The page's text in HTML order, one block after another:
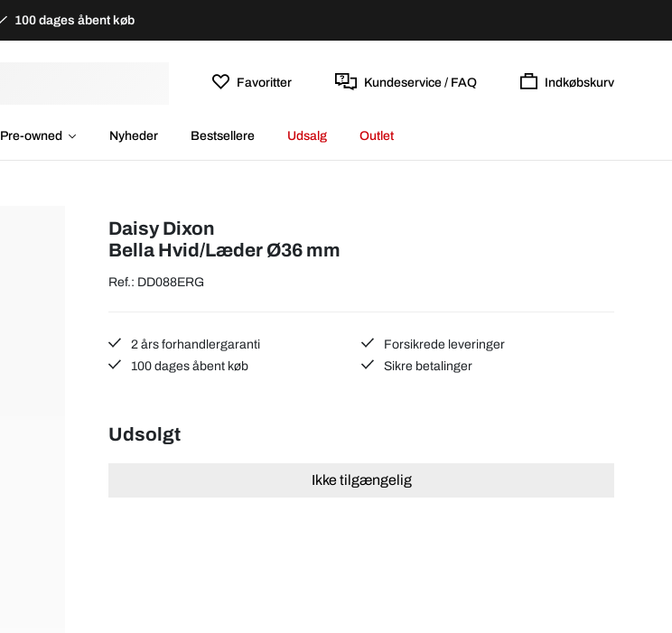
100 dages åbent køb
Favoritter Kundeservice / FAQ Indkøbskurv
Pre-owned Nyheder Bestsellere Udsalg Outlet
Daisy Dixon
Bella Hvid/Læder Ø36 mm
Ref.: DD088ERG
2 års forhandlergaranti
Forsikrede leveringer
100 dages åbent køb
Sikre betalinger
Udsolgt
Ikke tilgængelig